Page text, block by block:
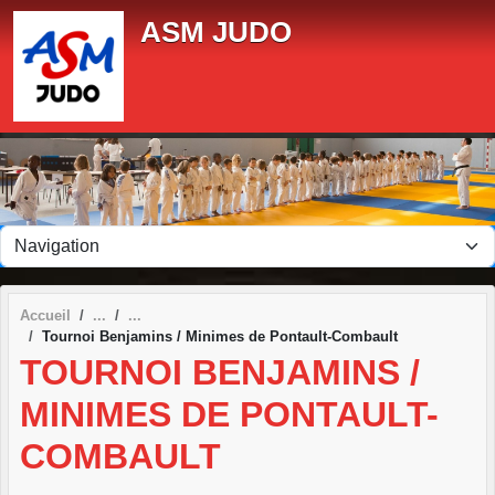
ASM JUDO
Accueil
Tournoi Benjamins / Minimes de Pontault-Combault
TOURNOI BENJAMINS /
MINIMES DE PONTAULT-
COMBAULT
Panneau de gestion des cookies